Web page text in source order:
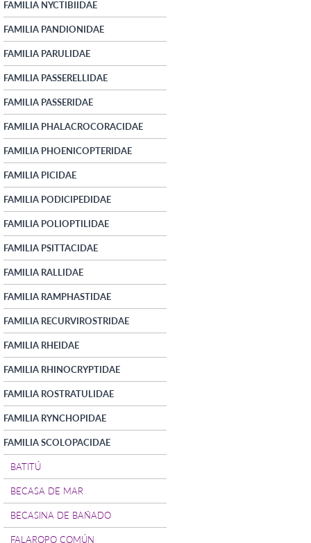
FAMILIA NYCTIBIIDAE
FAMILIA PANDIONIDAE
FAMILIA PARULIDAE
FAMILIA PASSERELLIDAE
FAMILIA PASSERIDAE
FAMILIA PHALACROCORACIDAE
FAMILIA PHOENICOPTERIDAE
FAMILIA PICIDAE
FAMILIA PODICIPEDIDAE
FAMILIA POLIOPTILIDAE
FAMILIA PSITTACIDAE
FAMILIA RALLIDAE
FAMILIA RAMPHASTIDAE
FAMILIA RECURVIROSTRIDAE
FAMILIA RHEIDAE
FAMILIA RHINOCRYPTIDAE
FAMILIA ROSTRATULIDAE
FAMILIA RYNCHOPIDAE
FAMILIA SCOLOPACIDAE
BATITÚ
BECASA DE MAR
BECASINA DE BAÑADO
FALAROPO COMÚN